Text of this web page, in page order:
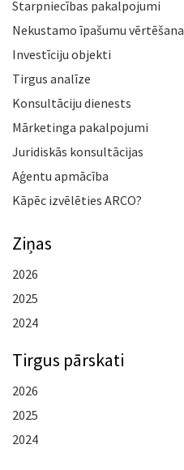
Starpniecības pakalpojumi
Nekustamo īpašumu vērtēšana
Investīciju objekti
Tirgus analīze
Konsultāciju dienests
Mārketinga pakalpojumi
Juridiskās konsultācijas
Aģentu apmācība
Kāpēc izvēlēties ARCO?
Ziņas
2026
2025
2024
Tirgus pārskati
2026
2025
2024